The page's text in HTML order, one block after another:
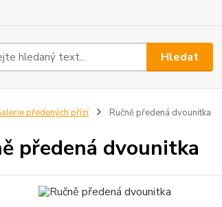
Hledat
předených přízí Ručně předená dvounitka
předená dvounitka